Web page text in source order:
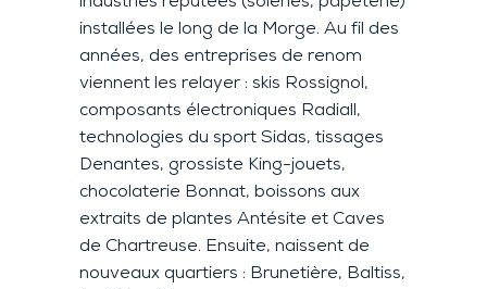
installées le long de la Morge. Au fil des
années, des entreprises de renom
viennent les relayer : skis Rossignol,
composants électroniques Radiall,
technologies du sport Sidas, tissages
Denantes, grossiste King-jouets,
chocolaterie Bonnat, boissons aux
extraits de plantes Antésite et Caves
de Chartreuse. Ensuite, naissent de
nouveaux quartiers : Brunetière, Baltiss,